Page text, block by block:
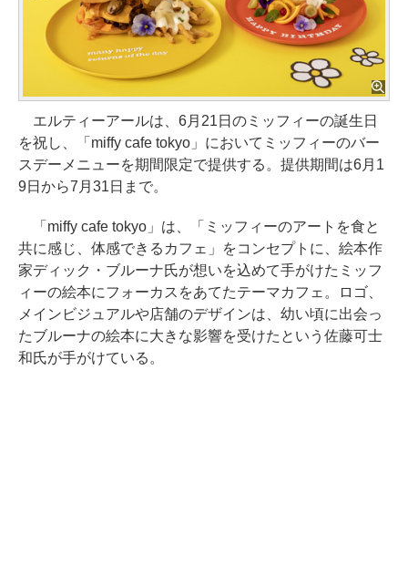
エルティーアールは、6月21日のミッフィーの誕生日
を祝し、「miffy cafe tokyo」においてミッフィーのバー
スデーメニューを期間限定で提供する。提供期間は6月1
9日から7月31日まで。
「miffy cafe tokyo」は、「ミッフィーのアートを食と
共に感じ、体感できるカフェ」をコンセプトに、絵本作
家ディック・ブルーナ氏が想いを込めて手がけたミッフ
ィーの絵本にフォーカスをあてたテーマカフェ。ロゴ、
メインビジュアルや店舗のデザインは、幼い頃に出会っ
たブルーナの絵本に大きな影響を受けたという佐藤可士
和氏が手がけている。